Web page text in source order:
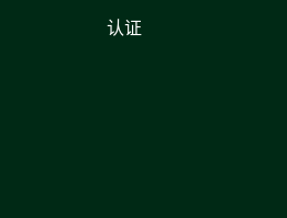
认证